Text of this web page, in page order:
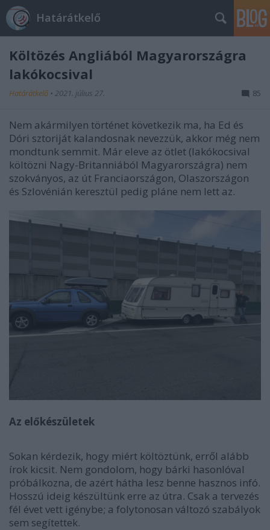
Határátkelő
Költözés Angliából Magyarországra
lakókocsival
Határátkelő • 2021. július 27. 85
Nem akármilyen történet következik ma, ha Ed és
Dóri sztoriját kalandosnak nevezzük, akkor még nem
mondtunk semmit. Már eleve az ötlet (lakókocsival
költözni Nagy-Britanniából Magyarországra) nem
szokványos, az út Franciaországon, Olaszországon
és Szlovénián keresztül pedig pláne nem lett az.
Az előkészületek
Sokan kérdezik, hogy miért költöztünk, erről alább
írok kicsit. Nem gondolom, hogy bárki hasonlóval
próbálkozna, de azért hátha lesz benne hasznos infó.
Hosszú ideig készültünk erre az útra. Csak a tervezés
fél évet vett igénybe; a folytonosan változó szabályok
sem segítettek.